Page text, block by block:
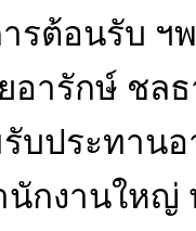
รต้อนรับ ฯ
อารักษ์ ชล
บประทาน
นักงานใหญ่